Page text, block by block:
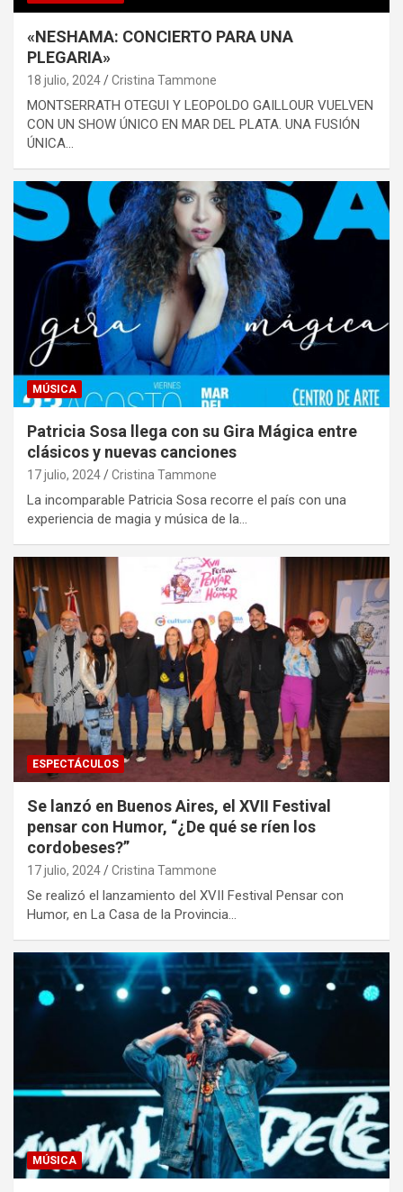
«NESHAMA: CONCIERTO PARA UNA
PLEGARIA»
18 julio, 2024 Cristina Tammone
MONTSERRATH OTEGUI Y LEOPOLDO GAILLOUR VUELVEN
CON UN SHOW ÚNICO EN MAR DEL PLATA. UNA FUSIÓN
ÚNICA…
MÚSICA
Patricia Sosa llega con su Gira Mágica entre
clásicos y nuevas canciones
17 julio, 2024 Cristina Tammone
La incomparable Patricia Sosa recorre el país con una
experiencia de magia y música de la…
ESPECTÁCULOS
Se lanzó en Buenos Aires, el XVII Festival
pensar con Humor, “¿De qué se ríen los
cordobeses?”
17 julio, 2024 Cristina Tammone
Se realizó el lanzamiento del XVII Festival Pensar con
Humor, en La Casa de la Provincia…
MÚSICA